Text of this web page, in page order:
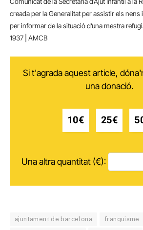
creada per la Generalitat per assistir els nens
per informar de la situació d’una mestra
1937 | AMCB
Si t'agrada aquest article,
una donació.
10€ 25€
Una altra quantitat (€):
ajuntament de barcelona franquisme